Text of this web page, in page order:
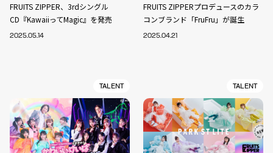
FRUITS ZIPPER、3rdシングル
CD『KawaiiってMagic』を発売
2025.05.14
FRUITS ZIPPERプロデュースのカラ
コンブランド「FruFru」が誕生
2025.04.21
TALENT TALENT